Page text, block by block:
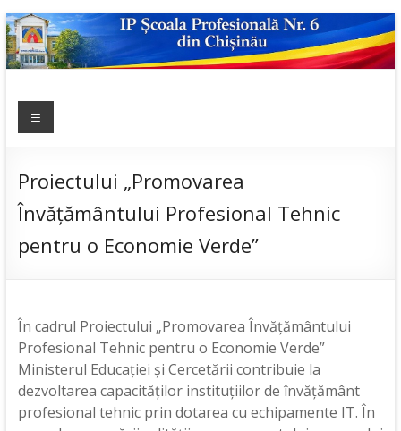
Skip
to
content
NR.6
scoala
nr.6; școală
admitere;
admitere
Meniu
Proiectului „Promovarea
Învățământului Profesional Tehnic
pentru o Economie Verde”
În cadrul Proiectului „Promovarea Învățământului
Profesional Tehnic pentru o Economie Verde”
Ministerul Educației și Cercetării contribuie la
dezvoltarea capacităților instituțiilor de învățământ
profesional tehnic prin dotarea cu echipamente IT. În